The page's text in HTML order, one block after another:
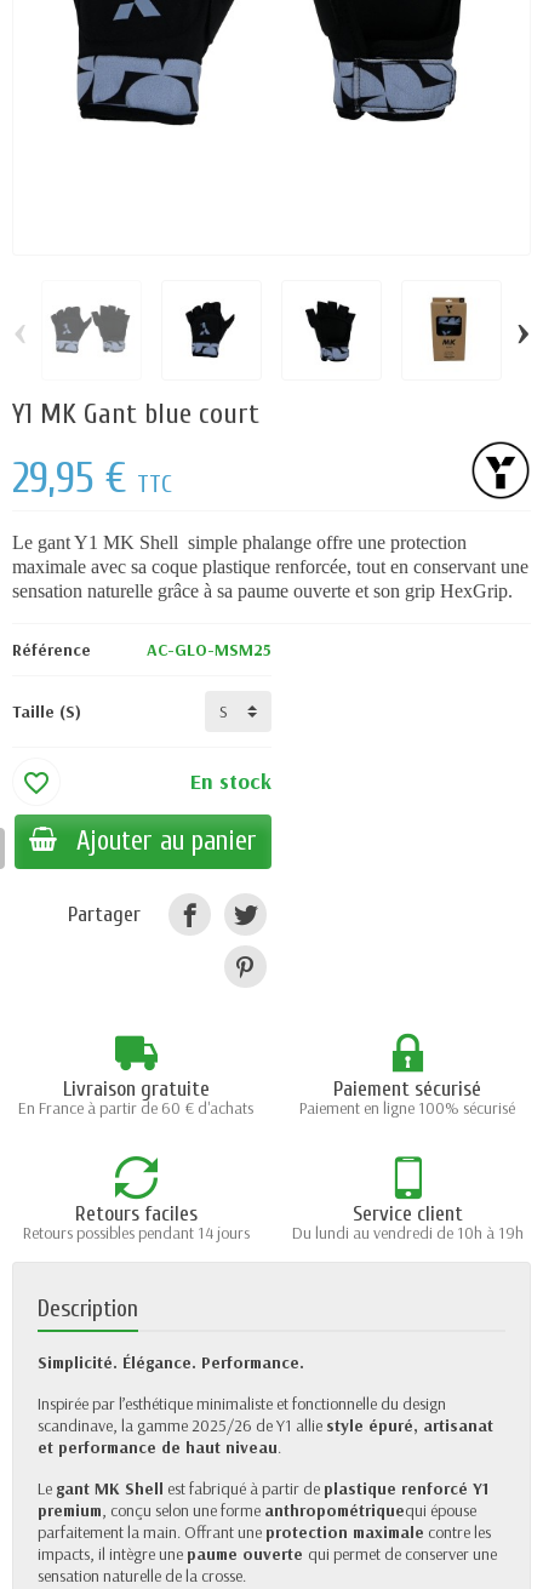
‹ ›
Y1 MK Gant blue court
29,95 € TTC
Le gant Y1 MK Shell simple phalange offre une protection
maximale avec sa coque plastique renforcée, tout en conservant une
sensation naturelle grâce à sa paume ouverte et son grip HexGrip.
Référence AC-GLO-MSM25
Taille (S)
En stock
Ajouter au panier
favorite_border
Partager
Livraison gratuite
En France à partir de 60 € d'achats
Paiement sécurisé
Paiement en ligne 100% sécurisé
Retours faciles
Retours possibles pendant 14 jours
Service client
Du lundi au vendredi de 10h à 19h
Description
Simplicité. Élégance. Performance.
Inspirée par l’esthétique minimaliste et fonctionnelle du design
scandinave, la gamme 2025/26 de Y1 allie style épuré, artisanat
et performance de haut niveau.
Le gant MK Shell est fabriqué à partir de plastique renforcé Y1
premium, conçu selon une forme anthropométriquequi épouse
parfaitement la main. Offrant une protection maximale contre les
impacts, il intègre une paume ouverte qui permet de conserver une
sensation naturelle de la crosse.